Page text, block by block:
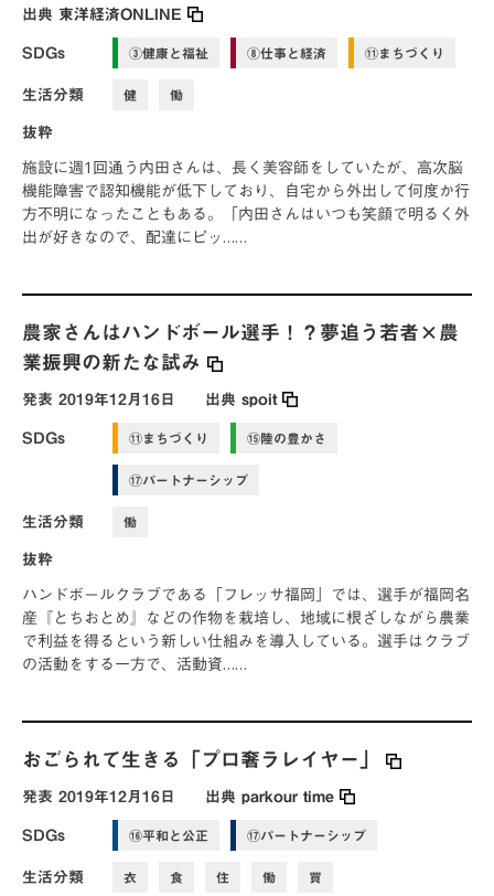
出典 東洋経済ONLINE
SDGs ③健康と福祉 ⑧仕事と経済 ⑪まちづくり
生活分類 健 働
抜粋
施設に週1回通う内田さんは、長く美容師をしていたが、高次脳
機能障害で認知機能が低下しており、自宅から外出して何度か行
方不明になったこともある。「内田さんはいつも笑顔で明るく外
出が好きなので、配達にピッ……
農家さんはハンドボール選手！？夢追う若者×農
業振興の新たな試み
発表 2019年12月16日 出典spoit
SDGs ⑪まちづくり ⑮陸の豊かさ
⑰パートナーシップ
生活分類 働
抜粋
ハンドボールクラブである「フレッサ福岡」では、選手が福岡名
産『とちおとめ』などの作物を栽培し、地域に根ざしながら農業
で利益を得るという新しい仕組みを導入している。選手はクラブ
の活動をする一方で、活動資……
おごられて生きる「プロ奢ラレイヤー」
発表 2019年12月16日 出典parkour time
SDGs ⑯平和と公正 ⑰パートナーシップ
生活分類 衣 食 住 働 買